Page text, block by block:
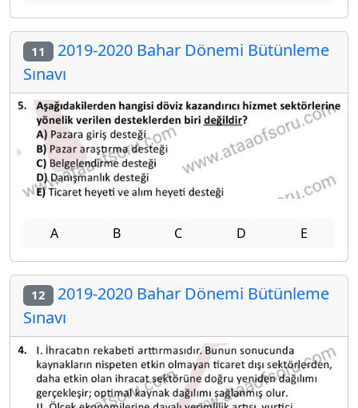
11 2019-2020 Bahar Dönemi Bütünleme
Sınavı
A B C D E
12 2019-2020 Bahar Dönemi Bütünleme
Sınavı